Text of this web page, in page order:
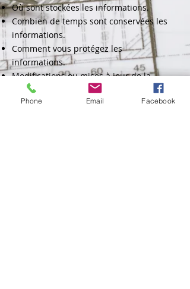
Où sont stockées les informations.
Combien de temps sont conservées les
informations.
Comment vous protégez les
informations.
Modifications ou mises à jour de la
Politique de confidentialité.
Phone Email Facebook